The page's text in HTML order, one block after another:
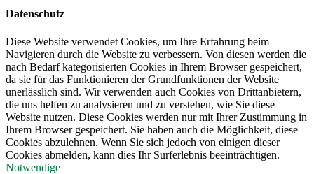
Datenschutz
Diese Website verwendet Cookies, um Ihre Erfahrung beim
Navigieren durch die Website zu verbessern. Von diesen werden die
nach Bedarf kategorisierten Cookies in Ihrem Browser gespeichert,
da sie für das Funktionieren der Grundfunktionen der Website
unerlässlich sind. Wir verwenden auch Cookies von Drittanbietern,
die uns helfen zu analysieren und zu verstehen, wie Sie diese
Website nutzen. Diese Cookies werden nur mit Ihrer Zustimmung in
Ihrem Browser gespeichert. Sie haben auch die Möglichkeit, diese
Cookies abzulehnen. Wenn Sie sich jedoch von einigen dieser
Cookies abmelden, kann dies Ihr Surferlebnis beeinträchtigen.
Notwendige